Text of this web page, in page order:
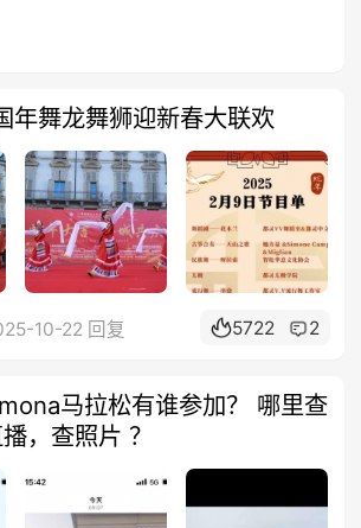
年舞龙舞狮迎新春大联欢
10-22 回复 5722 2
马拉松有谁参加？ 哪里查
，查照片 ？